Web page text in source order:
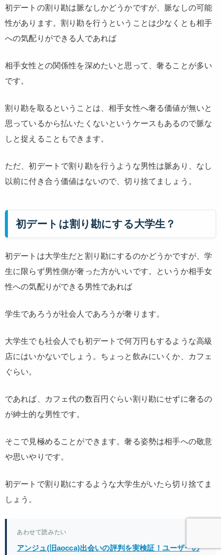
初デートの割り勘は脈なしかどうかですが、脈なしの可能
性があります。割り勘を行うということは少なくとも相手
への気配りができる人であれば
相手女性との関係性を深めたいと思って、奢ることが多い
です。
割り勘を取るということは、相手女性へ奢る価値が無いと
思っているから払いたくないというケースもあるので脈な
しと捉えることもできます。
ただ、初デートで割り勘を行うような男性は脈あり、なし
以前に付き合う価値はないので、切り捨てましょう。
初デートは割り勘にする大学生？
初デートは大学生だと割り勘にするのかどうかですが、学
生に限らず男性側が奢った方がいいです。というか相手女
性への気配りができる男性であれば
学生であろうが社会人であろうが奢ります。
大学生でも社会人でも初デートで何万円もするような高級
店にはいかないでしょう。ちょっと飲みにいくか、カフェ
ぐらい。
であれば、カフェ代の数百円ぐらい割り勘にせずに奢るの
が紳士的な男性です。
そこで見極めることができます。奢る姿勢は相手への敬意
や思いやりです。
初デートで割り勘にするような大学生がいたら切り捨てま
しょう。
あわせて読みたい
アンジュ(旧aocca)出会いの評判を実検証！ユーザーの